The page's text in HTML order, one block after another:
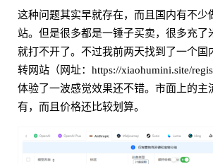
这种问题其实早就存在，而且国内有不少
站。但是很多都是一锤子买卖，很多充了
就打不开了。不过我前两天找到了一个国
转网站（ 网址：https://xiaohumini.site/
体验了一波感觉效果还不错。市面上的主
有，而且价格还比较划算。